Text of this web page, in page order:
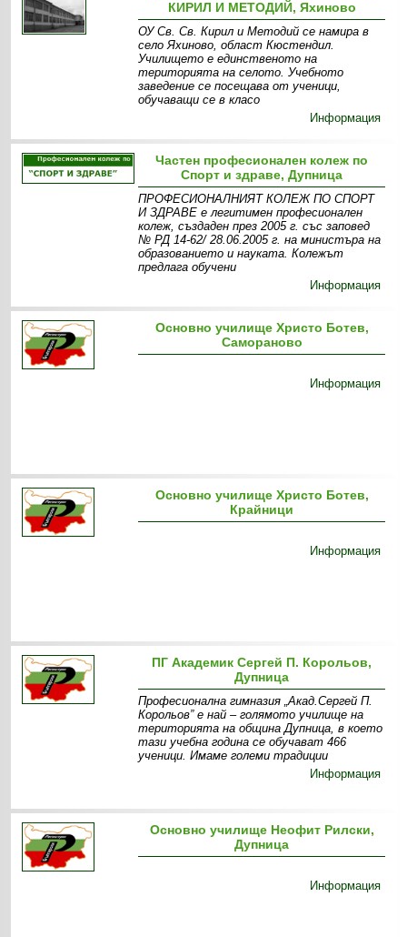
КИРИЛ И МЕТОДИЙ, Яхиново
ОУ Св. Св. Кирил и Методий се намира в
село Яхиново, област Кюстендил.
Училището е единственото на
територията на селото. Учебното
заведение се посещава от ученици,
обучаващи се в класо
Информация
Частен професионален колеж по
Спорт и здраве, Дупница
ПРОФЕСИОНАЛНИЯТ КОЛЕЖ ПО СПОРТ
И ЗДРАВЕ е легитимен професионален
колеж, създаден през 2005 г. със заповед
№ РД 14-62/ 28.06.2005 г. на министъра на
образованието и науката. Колежът
предлага обучени
Информация
Основно училище Христо Ботев,
Самораново
Информация
Основно училище Христо Ботев,
Крайници
Информация
ПГ Академик Сергей П. Корольов,
Дупница
Професионална гимназия „Акад.Сергей П.
Корольов” е най – голямото училище на
територията на община Дупница, в което
тази учебна година се обучават 466
ученици. Имаме големи традиции
Информация
Основно училище Неофит Рилски,
Дупница
Информация